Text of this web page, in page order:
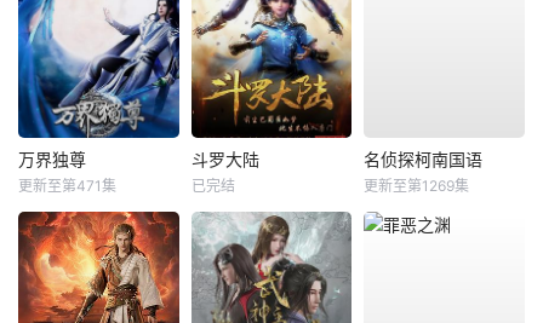
万界独尊
更新至第471集
斗罗大陆
已完结
名侦探柯南国语
更新至第1269集